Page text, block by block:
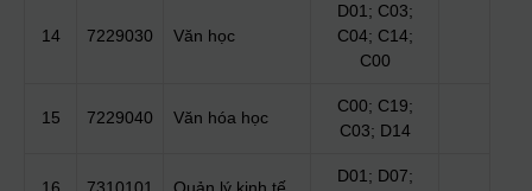
14 7229030 Văn học
D01; C03;
C04; C14;
C00
15 7229040 Văn hóa học
C00; C19;
C03; D14
D01; D07;